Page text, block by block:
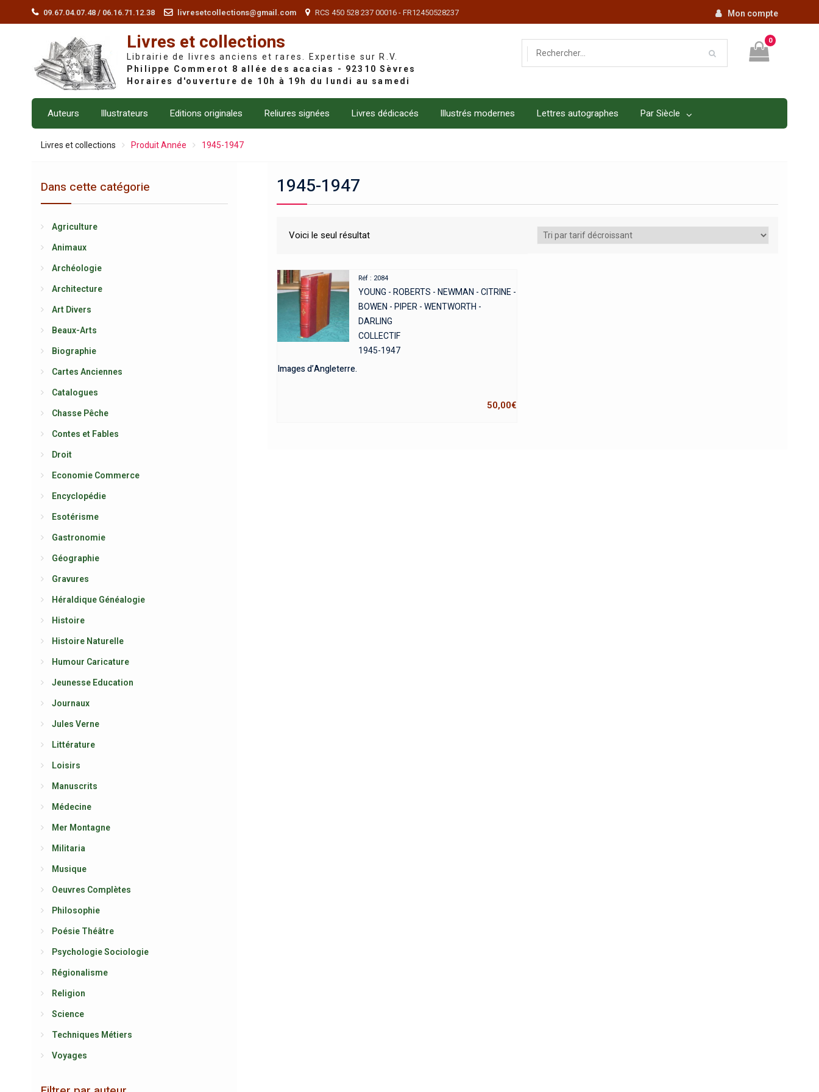
09.67.04.07.48 / 06.16.71.12.38 livresetcollections@gmail.com RCS 450 528 237 00016 - FR12450528237 Mon compte
Livres et collections
Librairie de livres anciens et rares. Expertise sur R.V.
0
Auteurs Illustrateurs Editions originales Reliures signées Livres dédicacés Illustrés modernes Lettres autographes Par Siècle
Livres et collections Produit Année 1945-1947
1945-1947
Voici le seul résultat
Réf : 2084
YOUNG - ROBERTS - NEWMAN - CITRINE -
BOWEN - PIPER - WENTWORTH -
DARLING
COLLECTIF
1945-1947
Images d’Angleterre.
50,00€
Dans cette catégorie
Agriculture
Animaux
Archéologie
Architecture
Art Divers
Beaux-Arts
Biographie
Cartes Anciennes
Catalogues
Chasse Pêche
Contes et Fables
Droit
Economie Commerce
Encyclopédie
Esotérisme
Gastronomie
Géographie
Gravures
Héraldique Généalogie
Histoire
Histoire Naturelle
Humour Caricature
Jeunesse Education
Journaux
Jules Verne
Littérature
Loisirs
Manuscrits
Médecine
Mer Montagne
Militaria
Musique
Oeuvres Complètes
Philosophie
Poésie Théâtre
Psychologie Sociologie
Régionalisme
Religion
Science
Techniques Métiers
Voyages